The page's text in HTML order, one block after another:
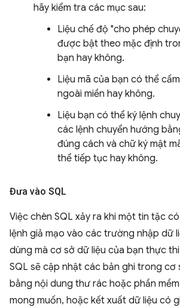
hãy kiểm tra các mục sau:
Liệu chế độ "cho phép
được bật theo mặc định
bạn hay không.
Liệu mã của bạn có thể
ngoài miền hay không.
Liệu bạn có thể ký lệnh
các lệnh chuyển hướng
đúng cách và chữ ký mật
thể tiếp tục hay không.
Đưa vào SQL
Việc chèn SQL xảy ra khi một tin tặc
lệnh giả mạo vào các trường nhập dữ
dùng mà cơ sở dữ liệu của bạn thực
SQL sẽ cập nhật các bản ghi trong cơ
bằng nội dung thư rác hoặc phần
mong muốn, hoặc kết xuất dữ liệu có